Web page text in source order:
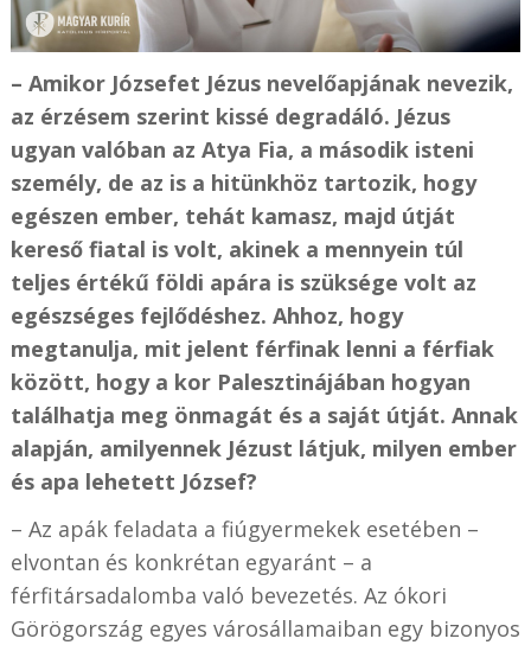
– Amikor Józsefet Jézus nevelőapjának nevezik,
az érzésem szerint kissé degradáló. Jézus
ugyan valóban az Atya Fia, a második isteni
személy, de az is a hitünkhöz tartozik, hogy
egészen ember, tehát kamasz, majd útját
kereső fiatal is volt, akinek a mennyein túl
teljes értékű földi apára is szüksége volt az
egészséges fejlődéshez. Ahhoz, hogy
megtanulja, mit jelent férfinak lenni a férfiak
között, hogy a kor Palesztinájában hogyan
találhatja meg önmagát és a saját útját. Annak
alapján, amilyennek Jézust látjuk, milyen ember
és apa lehetett József?
– Az apák feladata a fiúgyermekek esetében –
elvontan és konkrétan egyaránt – a
férfitársadalomba való bevezetés. Az ókori
Görögország egyes városállamaiban egy bizonyos